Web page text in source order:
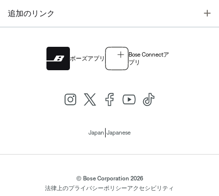
追加のリンク
ボーズアプリ
Bose Connectア
プリ
Japan Japanese
© Bose Corporation 2026
法律上のプライバシーポリシーアクセシビリティ